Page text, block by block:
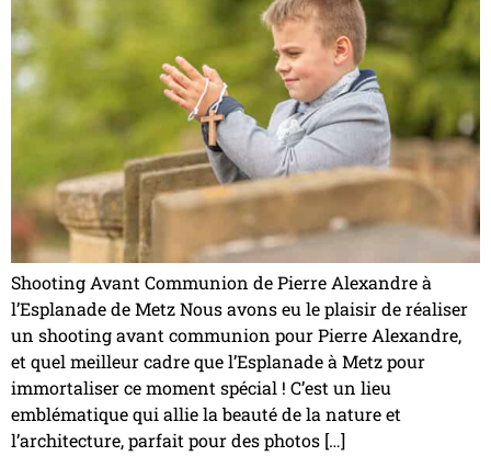
Shooting Avant Communion de Pierre Alexandre à
l’Esplanade de Metz Nous avons eu le plaisir de réaliser
un shooting avant communion pour Pierre Alexandre,
et quel meilleur cadre que l’Esplanade à Metz pour
immortaliser ce moment spécial ! C’est un lieu
emblématique qui allie la beauté de la nature et
l’architecture, parfait pour des photos […]